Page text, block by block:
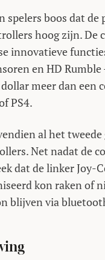
spelers boos dat de
hoog zijn. De
innovatieve
en HD
meer dan een
PS4.
al het
Net nadat de
dat de linker Joy-
kon raken of
blijven via